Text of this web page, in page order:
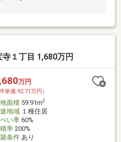
１丁目 1,680万円
万円
坪単価:92.71万円）
面積59.91m2
地域１種住居
い率60%
率200%
条件あり